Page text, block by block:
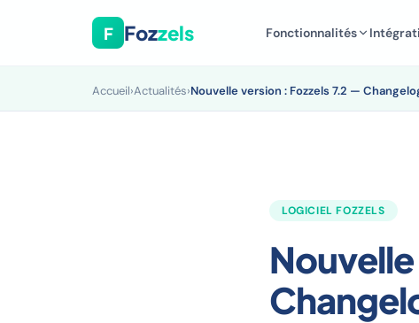
F Fozzels Fonctionnalités
Accueil›Actualités›Nouvelle version : Fozzels 7.2 —
LOGICIEL FOZZELS